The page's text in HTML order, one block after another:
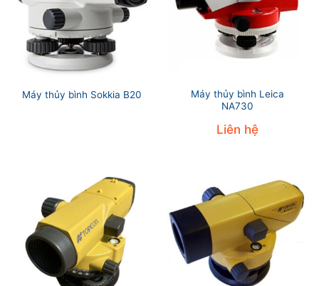
Máy thủy bình Sokkia B20
Máy thủy bình Leica
NA730
Liên hệ